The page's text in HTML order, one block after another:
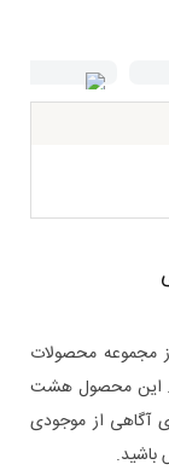
مجموعه محصولات
تراکم طولی 1700 می باشد. این محصول هشت
برای آگاهی از موجودی
باشید.